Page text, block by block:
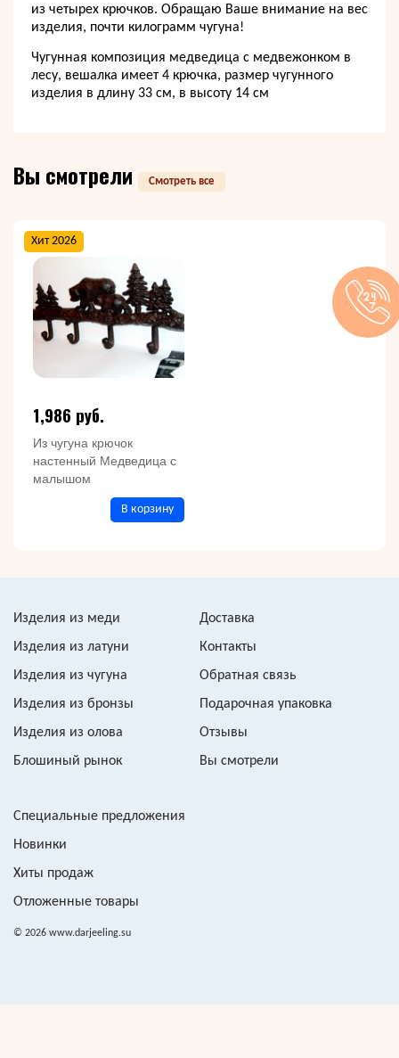
из четырех крючков. Обращаю Ваше внимание на вес
изделия, почти килограмм чугуна!
Чугунная композиция медведица с медвежонком в
лесу, вешалка имеет 4 крючка, размер чугунного
изделия в длину 33 см, в высоту 14 см
Вы смотрели Смотреть все
Хит 2026
1,986 руб.
Из чугуна крючок
настенный Медведица с
малышом
В корзину
Изделия из меди
Изделия из латуни
Изделия из чугуна
Изделия из бронзы
Изделия из олова
Блошиный рынок
Доставка
Контакты
Обратная связь
Подарочная упаковка
Отзывы
Вы смотрели
Специальные предложения
Новинки
Хиты продаж
Отложенные товары
© 2026 www.darjeeling.su